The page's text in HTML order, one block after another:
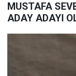
MUSTAFA
ADAY ADAYI